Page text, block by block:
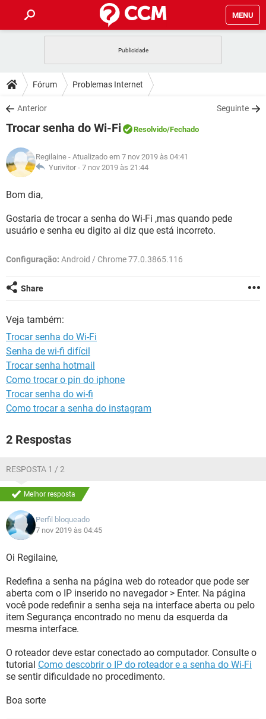
MENU
CELULAR FACEBOOK
OUTLOOK
INSTAGRAM GMAIL
GUIA DE COMPRAS
DICAS
JOGOS WHATSAPP
INSTAGRAM GMAIL
GUIA DE COMPRAS
DOWNLOADS
JOGOS WHATSAPP
CELULAR
OUTLOOK EXCEL
INSTAGRAM
JOGOS WHATSAPP
CELULAR
OUTLOOK
INSTAGRAM GMAIL
GLOSSÁRIO
JOGOS
OUTLOOK EXCEL
Fórum Problemas Internet
Anterior Seguinte
Trocar senha do Wi-Fi Resolvido/Fechado
Regilaine - Atualizado em 7 nov 2019 às 04:41
Yurivitor - 7 nov 2019 às 21:44
Bom dia,
Gostaria de trocar a senha do Wi-Fi ,mas quando pede
usuário e senha eu digito ai diz que está incorreto.
Configuração: Android / Chrome 77.0.3865.116
Share
Veja também:
Trocar senha do Wi-Fi
Senha de wi-fi difícil
Trocar senha hotmail
Como trocar o pin do iphone
Trocar senha do wi-fi
Como trocar a senha do instagram
2 Respostas
RESPOSTA 1 / 2
Melhor resposta
Perfil bloqueado
7 nov 2019 às 04:45
Oi Regilaine,
Redefina a senha na página web do roteador que pode ser
aberta com o IP inserido no navegador > Enter. Na página
você pode redefinir a senha seja na interface aberta ou pelo
item Segurança encontrado no menu da esquerda da
mesma interface.
O roteador deve estar conectado ao computador. Consulte o
tutorial Como descobrir o IP do roteador e a senha do Wi-Fi
se sentir dificuldade no procedimento.
Boa sorte